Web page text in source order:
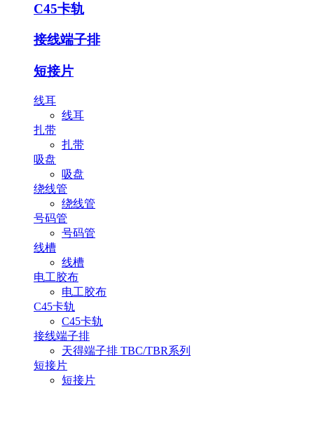
C45卡轨
接线端子排
短接片
线耳
线耳
扎带
扎带
吸盘
吸盘
绕线管
绕线管
号码管
号码管
线槽
线槽
电工胶布
电工胶布
C45卡轨
C45卡轨
接线端子排
天得端子排 TBC/TBR系列
短接片
短接片